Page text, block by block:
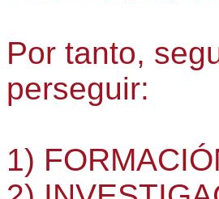
Por tanto,
perseguir:
1)